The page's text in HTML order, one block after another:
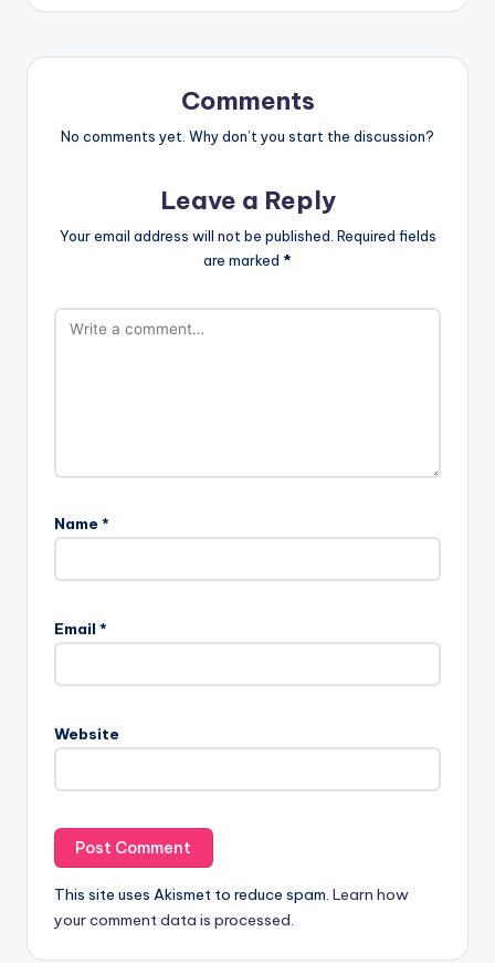
Comments
No comments yet. Why don’t you start the discussion?
Leave a Reply
Your email address will not be published. Required fields
are marked *
Name *
Email *
Website
This site uses Akismet to reduce spam. Learn how
your comment data is processed.